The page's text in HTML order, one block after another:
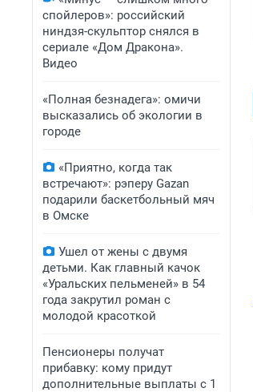
спойлеров»: российский
ниндзя-скульптор снялся в
сериале «Дом Дракона».
Видео
«Полная безнадега»: омичи
высказались об экологии в
городе
«Приятно, когда так
встречают»: рэперу Gazan
подарили баскетбольный мяч
в Омске
Ушел от жены с двумя
детьми. Как главный качок
«Уральских пельменей» в 54
года закрутил роман с
молодой красоткой
Пенсионеры получат
прибавку: кому придут
дополнительные выплаты с 1